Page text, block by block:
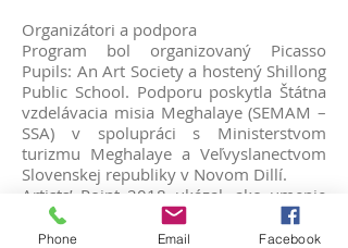
Organizátori a podpora
Program bol organizovaný Picasso
Pupils: An Art Society a hostený Shillong
Public School. Podporu poskytla Štátna
vzdelávacia misia Meghalaye (SEMAM –
SSA) v spolupráci s Ministerstvom
turizmu Meghalaye a Veľvyslanectvom
Slovenskej republiky v Novom Dillí.
Artists’ Point 2018 ukázal, ako umenie
dokáže inšpirovať, vzdelávať a spájať
komunity, pričom zanechal trvalý dopad
Phone Email Facebook